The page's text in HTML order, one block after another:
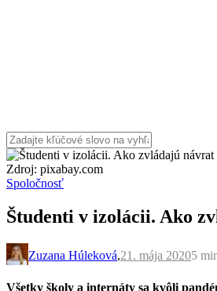
Zdroj: pixabay.com
Spoločnosť
Študenti v izolácii. Ako
Zuzana Húleková,21. mája 20205
Všetky školy a internáty sa kvôli